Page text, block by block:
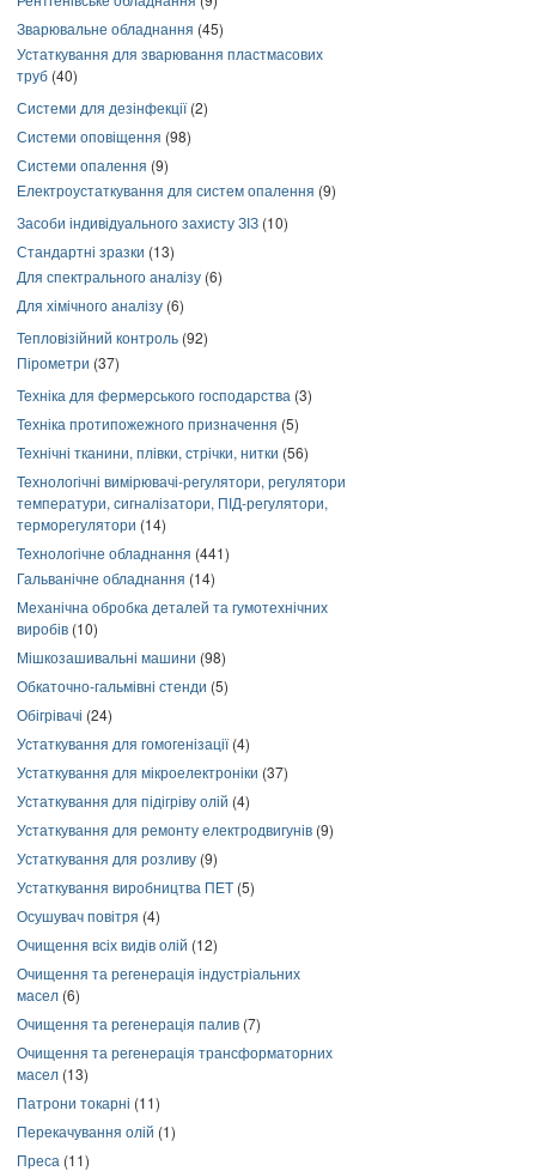
Зварювальне обладнання (45)
Устаткування для зварювання пластмасових
труб (40)
Системи для дезінфекції(2)
Системи оповіщення (98)
Системи опалення (9)
Електроустаткування для систем опалення (9)
Засоби індивідуального захисту ЗІЗ (10)
Стандартні зразки (13)
Для спектрального аналізу (6)
Для хімічного аналізу (6)
Тепловізійний контроль (92)
Пірометри (37)
Техніка для фермерського господарства (3)
Техніка протипожежного призначення (5)
Технічні тканини, плівки, стрічки, нитки (56)
Технологічні вимірювачі-регулятори, регулятори
температури, сигналізатори, ПІД-регулятори,
терморегулятори (14)
Технологічне обладнання (441)
Гальванічне обладнання (14)
Механічна обробка деталей та гумотехнічних
виробів (10)
Мішкозашивальні машини (98)
Обкаточно-гальмівні стенди (5)
Обігрівачі (24)
Устаткування для гомогенізації(4)
Устаткування для мікроелектроніки (37)
Устаткування для підігріву олій (4)
Устаткування для ремонту електродвигунів (9)
Устаткування для розливу (9)
Устаткування виробництва ПЕТ (5)
Осушувач повітря (4)
Очищення всіх видів олій (12)
Очищення та регенерація індустріальних
масел (6)
Очищення та регенерація палив (7)
Очищення та регенерація трансформаторних
масел (13)
Патрони токарні (11)
Перекачування олій (1)
Преса (11)